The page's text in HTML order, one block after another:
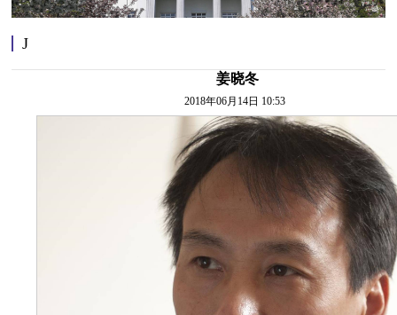
J
姜晓冬
2018年06月14日 10:53